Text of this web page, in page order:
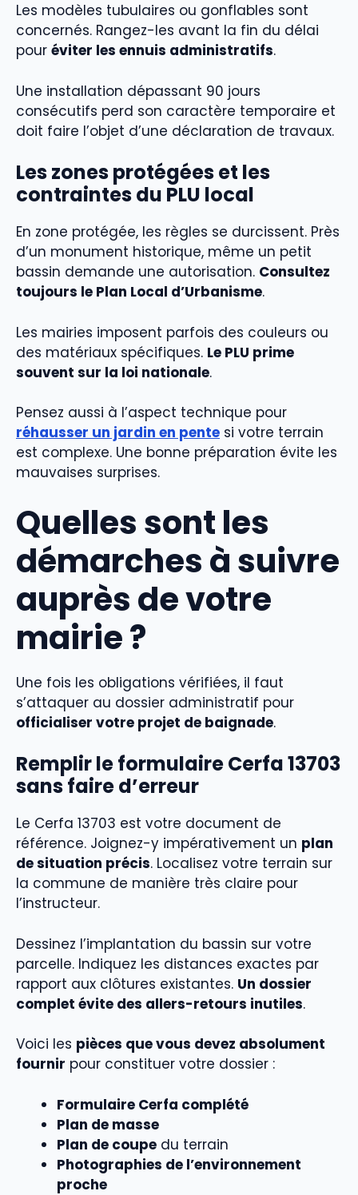
Les modèles tubulaires ou gonflables sont
concernés. Rangez-les avant la fin du délai
pour éviter les ennuis administratifs.
Une installation dépassant 90 jours
consécutifs perd son caractère temporaire et
doit faire l’objet d’une déclaration de travaux.
Les zones protégées et les
contraintes du PLU local
En zone protégée, les règles se durcissent. Près
d’un monument historique, même un petit
bassin demande une autorisation. Consultez
toujours le Plan Local d’Urbanisme.
Les mairies imposent parfois des couleurs ou
des matériaux spécifiques. Le PLU prime
souvent sur la loi nationale.
Pensez aussi à l’aspect technique pour
réhausser un jardin en pente si votre terrain
est complexe. Une bonne préparation évite les
mauvaises surprises.
Quelles sont les
démarches à suivre
auprès de votre
mairie ?
Une fois les obligations vérifiées, il faut
s’attaquer au dossier administratif pour
officialiser votre projet de baignade.
Remplir le formulaire Cerfa 13703
sans faire d’erreur
Le Cerfa 13703 est votre document de
référence. Joignez-y impérativement un plan
de situation précis. Localisez votre terrain sur
la commune de manière très claire pour
l’instructeur.
Dessinez l’implantation du bassin sur votre
parcelle. Indiquez les distances exactes par
rapport aux clôtures existantes. Un dossier
complet évite des allers-retours inutiles.
Voici les pièces que vous devez absolument
fournir pour constituer votre dossier :
Formulaire Cerfa complété
Plan de masse
Plan de coupe du terrain
Photographies de l’environnement
proche